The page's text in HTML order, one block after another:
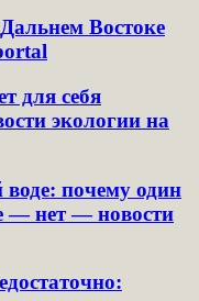
Востоке
для себя
экологии на
почему один
— нет — новости